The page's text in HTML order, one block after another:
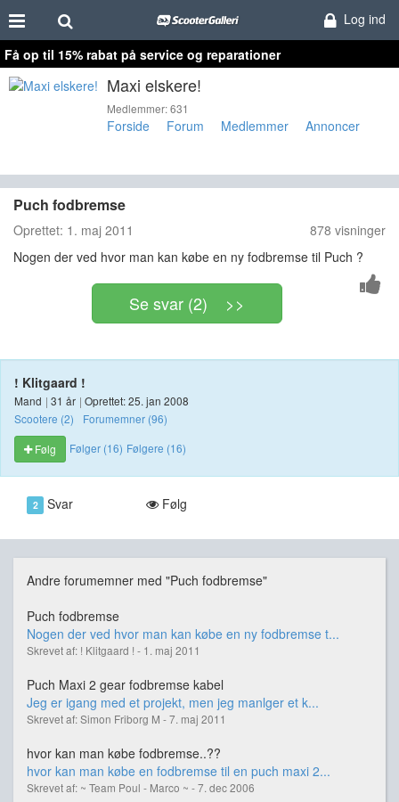
Log ind
Få op til 15% rabat på service og reparationer
Maxi elskere!
Medlemmer: 631
Forside Forum Medlemmer Annoncer
Puch fodbremse
Oprettet: 1. maj 2011
878 visninger
Nogen der ved hvor man kan købe en ny fodbremse til Puch ?
Se svar (2) >>
! Klitgaard !
Mand | 31 år | Oprettet: 25. jan 2008
Scootere (2)
Forumemner (96)
Følg
Følger (16) Følgere (16)
2 Svar Følg
Andre forumemner med "Puch fodbremse"
Puch fodbremse
Nogen der ved hvor man kan købe en ny fodbremse t...
Skrevet af: ! Klitgaard ! - 1. maj 2011
Puch Maxi 2 gear fodbremse kabel
Jeg er igang med et projekt, men jeg manlger et k...
Skrevet af: Simon Friborg M - 7. maj 2011
hvor kan man købe fodbremse..??
hvor kan man købe en fodbremse til en puch maxi 2...
Skrevet af: ~ Team Poul - Marco ~ - 7. dec 2006